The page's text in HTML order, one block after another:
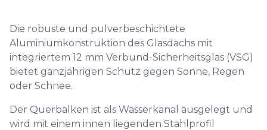
Die robuste und pulverbeschichtete
Aluminiumkonstruktion des Glasdachs mit
integriertem 12 mm Verbund-Sicherheitsglas (VSG)
bietet ganzjährigen Schutz gegen Sonne, Regen
oder Schnee.
Der Querbalken ist als Wasserkanal ausgelegt und
wird mit einem innen liegenden Stahlprofil